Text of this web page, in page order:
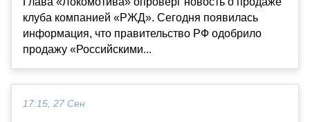
клуба компанией «РЖД». Сегодня появилась
информация, что правительство РФ одобрило
продажу «Российскими...
17:15, 27 Сен